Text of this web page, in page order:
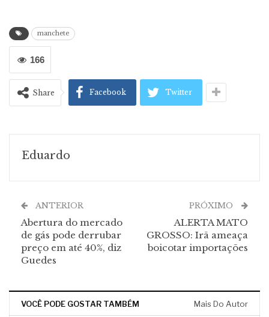
manchete
166
Share Facebook Twitter
Eduardo
ANTERIOR
Abertura do mercado
de gás pode derrubar
preço em até 40%, diz
Guedes
PRÓXIMO
ALERTA MATO
GROSSO: Irã ameaça
boicotar importações
VOCÊ PODE GOSTAR TAMBÉM Mais Do Autor